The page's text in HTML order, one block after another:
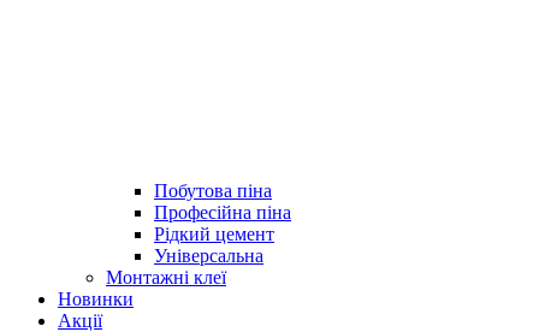
Побутова піна
Професійна піна
Рідкий цемент
Універсальна
Монтажні клеї
Новинки
Акції